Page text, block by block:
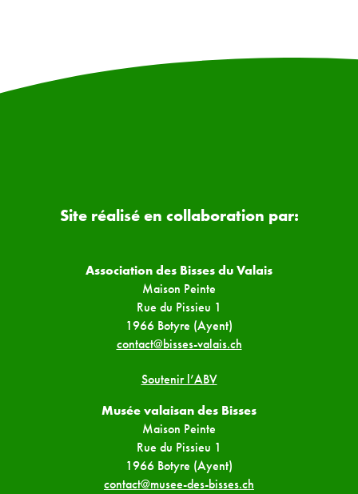
Site réalisé en collaboration par:
Association des Bisses du Valais
Maison Peinte
Rue du Pissieu 1
1966 Botyre (Ayent)
contact@bisses-valais.ch
Soutenir l’ABV
Musée valaisan des Bisses
Maison Peinte
Rue du Pissieu 1
1966 Botyre (Ayent)
contact@musee-des-bisses.ch